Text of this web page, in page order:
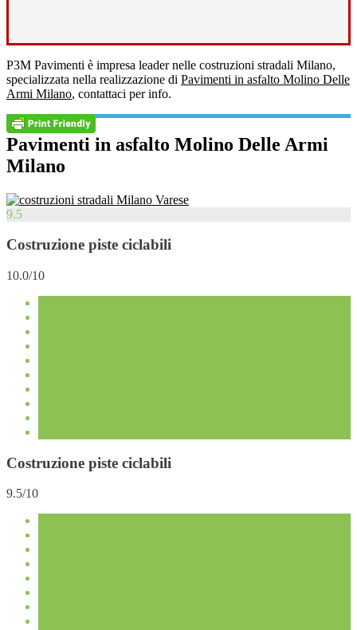
P3M Pavimenti è impresa leader nelle costruzioni stradali Milano,
specializzata nella realizzazione di Pavimenti in asfalto Molino Delle
Armi Milano, contattaci per info.
Pavimenti in asfalto Molino Delle Armi
Milano
9.5
Costruzione piste ciclabili
10.0/10
Costruzione piste ciclabili
9.5/10